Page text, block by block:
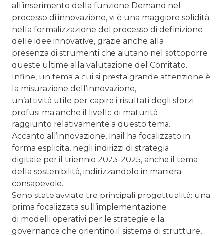
all’inserimento della funzione Demand nel
processo di innovazione, vi è una maggiore solidità
nella formalizzazione del processo di definizione
delle idee innovative, grazie anche alla
presenza di strumenti che aiutano nel sottoporre
queste ultime alla valutazione del Comitato.
Infine, un tema a cui si presta grande attenzione è
la misurazione dell’innovazione,
un’attività utile per capire i risultati degli sforzi
profusi ma anche il livello di maturità
raggiunto relativamente a questo tema.
Accanto all’innovazione, Inail ha focalizzato in
forma esplicita, negli indirizzi di strategia
digitale per il triennio 2023-2025, anche il tema
della sostenibilità, indirizzandolo in maniera
consapevole.
Sono state avviate tre principali progettualità: una
prima focalizzata sull’implementazione
di modelli operativi per le strategie e la
governance che orientino il sistema di strutture,